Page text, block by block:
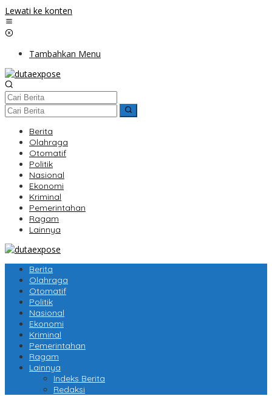
Lewati ke konten
Tambahkan Menu
Berita
Olahraga
Otomatif
Politik
Nasional
Ekonomi
Kriminal
Pemerintahan
Ragam
Lainnya
Berita
Olahraga
Otomatif
Politik
Nasional
Ekonomi
Kriminal
Pemerintahan
Ragam
Lainnya
Indeks Berita
Redaksi